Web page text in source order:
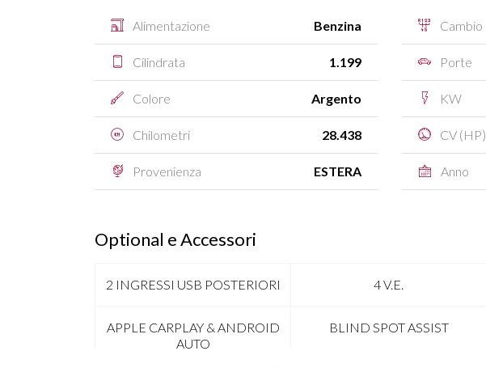
Alimentazione Benzina
Cilindrata 1.199
Colore Argento
Chilometri 28.438
Provenienza ESTERA
Cambio
Porte
KW
CV (HP)
Anno
Optional e Accessori
2 INGRESSI USB POSTERIORI 4 V.E.
APPLE CARPLAY & ANDROID
AUTO
BLIND SPOT ASSIST